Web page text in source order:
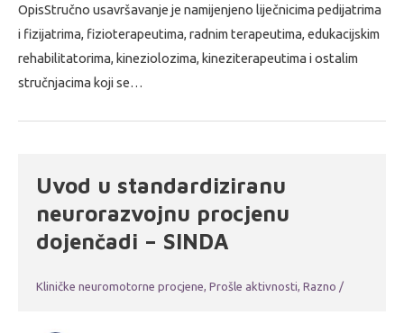
OpisStručno usavršavanje je namijenjeno liječnicima pedijatrima
i fizijatrima, fizioterapeutima, radnim terapeutima, edukacijskim
rehabilitatorima, kineziolozima, kineziterapeutima i ostalim
stručnjacima koji se…
Uvod u standardiziranu
neurorazvojnu procjenu
dojenčadi – SINDA
Kliničke neuromotorne procjene, Prošle aktivnosti, Razno /